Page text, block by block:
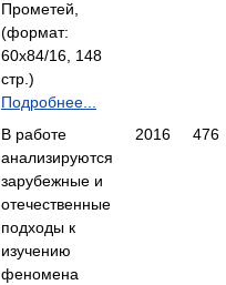
Прометей,
(формат:
60x84/16, 148
стр.)
Подробнее...
В работе
анализируются
зарубежные и
отечественные
подходы к
изучению
феномена
2016 476